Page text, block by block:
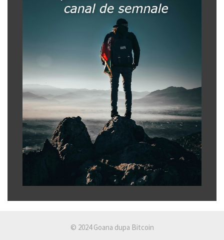
© 2024 Goana dupa Bitcoin